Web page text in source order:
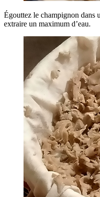
Égouttez le champignon dans
extraire un maximum d’eau.